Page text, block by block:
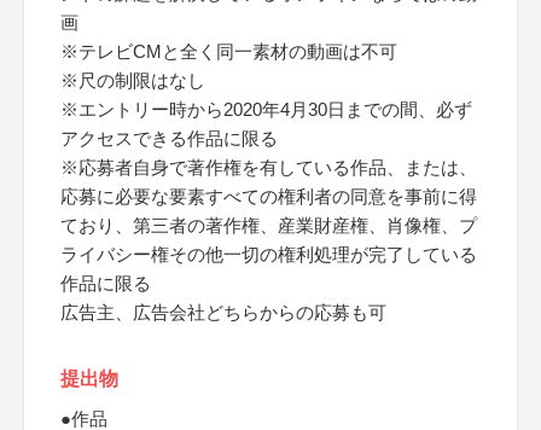
画
※テレビCMと全く同一素材の動画は不可
※尺の制限はなし
※エントリー時から2020年4月30日までの間、必ず
アクセスできる作品に限る
※応募者自身で著作権を有している作品、または、
応募に必要な要素すべての権利者の同意を事前に得
ており、第三者の著作権、産業財産権、肖像権、プ
ライバシー権その他一切の権利処理が完了している
作品に限る
広告主、広告会社どちらからの応募も可
提出物
●作品